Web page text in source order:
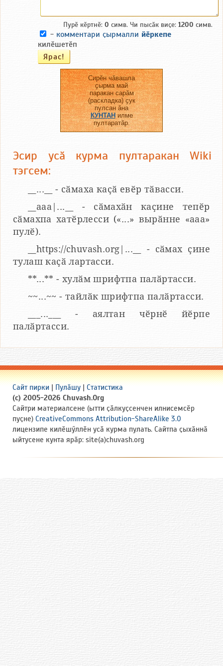
Пурӗ кӗртнӗ: 0 симв. Чи пысӑк виҫе: 1200 симв.
- комментари ҫырмалли йӗркепе
килӗшетӗп
Сирӗн чӑвашла
ҫырма май
паракан сарӑм
(раскладка) ҫук
пулсан ӑна
КУНТАНилме
пултаратӑр.
Эсир усӑ курма пултаракан Wiki
тэгсем:
__...__ - сӑмаха каҫӑ евӗр тӑвасси.
__aaa|...__ - сӑмахӑн каҫине тепӗр
сӑмахпа хатӗрлесси («...» вырӑнне «ааа»
пулӗ).
__https://chuvash.org|...__ - сӑмах ҫине
тулаш каҫӑ лартасси.
**...** - хулӑм шрифтпа палӑртасси.
~~...~~ - тайлӑк шрифтпа палӑртасси.
___...___ - аялтан чӗрнӗ йӗрпе
палӑртасси.
Сайт пирки | Пулӑшу | Статистика
(c) 2005-2026 Chuvash.Org
Сайтри материалсене (ытти ҫӑлкуҫсенчен илнисемсӗр
пуҫне) CreativeCommons Attribution-ShareAlike 3.0
лицензипе килӗшӳллӗн усӑ курма пулать. Сайтпа ҫыхӑннӑ
ыйтусене кунта ярӑр: site(a)chuvash.org